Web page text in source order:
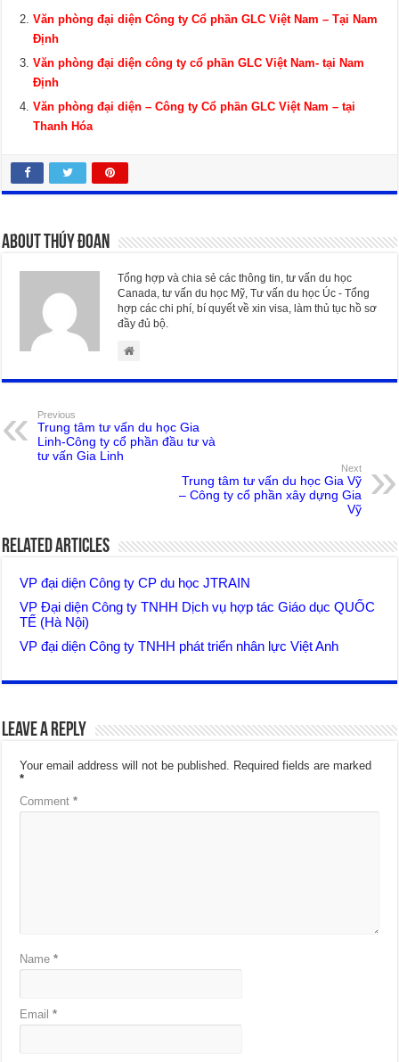
Văn phòng đại diện Công ty Cổ phần GLC Việt Nam – Tại Nam
Định
Văn phòng đại diện công ty cổ phần GLC Việt Nam- tại Nam
Định
Văn phòng đại diện – Công ty Cổ phần GLC Việt Nam – tại
Thanh Hóa
About Thúy Đoan
Tổng hợp và chia sẻ các thông tin, tư vấn du học
Canada, tư vấn du học Mỹ, Tư vấn du học Úc - Tổng
hợp các chi phí, bí quyết về xin visa, làm thủ tục hồ sơ
đầy đủ bộ.
Previous
Trung tâm tư vấn du học Gia
Linh-Công ty cổ phần đầu tư và
tư vấn Gia Linh
Next
Trung tâm tư vấn du học Gia Vỹ
– Công ty cổ phần xây dựng Gia
Vỹ
Related Articles
VP đại diện Công ty CP du học JTRAIN
VP Đại diện Công ty TNHH Dịch vụ hợp tác Giáo dục QUỐC
TẾ (Hà Nội)
VP đại diện Công ty TNHH phát triển nhân lực Việt Anh
Leave a Reply
Your email address will not be published. Required fields are marked
*
Comment*
Name*
Email*